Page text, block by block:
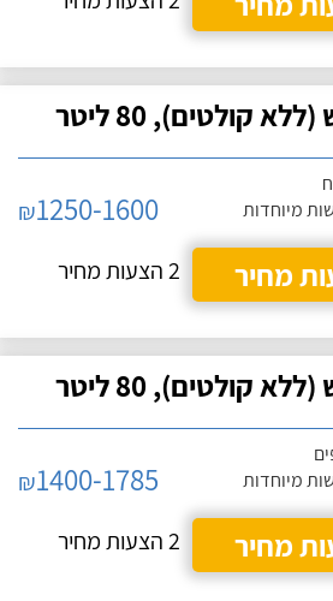
80 ליטר
מיוחדות
₪1250-1600
מחיר
2 הצעות מחיר
80 ליטר
מיוחדות
₪1400-1785
מחיר
2 הצעות מחיר